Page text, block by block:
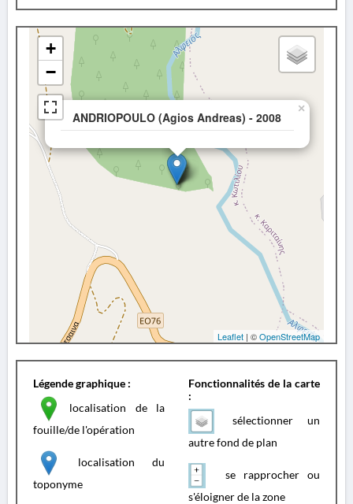
ANDRIOPOULO (Agios Andreas) - 2008
×
+
−
Leaflet | ©OpenStreetMap
Légende graphique :
localisation de la
fouille/de l'opération
localisation du
toponyme
Fonctionnalités de la carte
:
sélectionner un
autre fond de plan
se rapprocher ou
s'éloigner de la zone